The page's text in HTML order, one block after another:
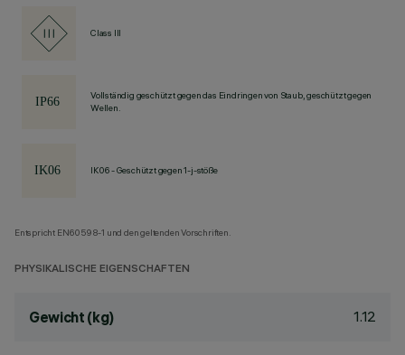
Class III
Vollständig geschützt gegen das Eindringen von Staub, geschützt gegen
Wellen.
IK06 - Geschützt gegen 1-j-stöße
Entspricht EN60598-1 und den geltenden Vorschriften.
PHYSIKALISCHE EIGENSCHAFTEN
Gewicht (kg) 1.12